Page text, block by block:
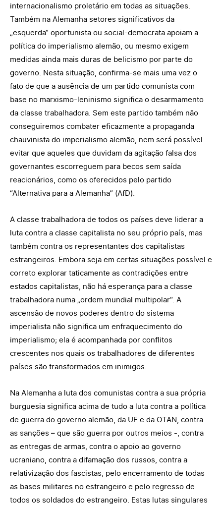
internacionalismo proletário em todas as situações.
Também na Alemanha setores significativos da
„esquerda“ oportunista ou social-democrata apoiam a
política do imperialismo alemão, ou mesmo exigem
medidas ainda mais duras de belicismo por parte do
governo. Nesta situação, confirma-se mais uma vez o
fato de que a ausência de um partido comunista com
base no marxismo-leninismo significa o desarmamento
da classe trabalhadora. Sem este partido também não
conseguiremos combater eficazmente a propaganda
chauvinista do imperialismo alemão, nem será possível
evitar que aqueles que duvidam da agitação falsa dos
governantes escorreguem para becos sem saída
reacionários, como os oferecidos pelo partido
“Alternativa para a Alemanha” (AfD).
A classe trabalhadora de todos os países deve liderar a
luta contra a classe capitalista no seu próprio país, mas
também contra os representantes dos capitalistas
estrangeiros. Embora seja em certas situações possível e
correto explorar taticamente as contradições entre
estados capitalistas, não há esperança para a classe
trabalhadora numa „ordem mundial multipolar“. A
ascensão de novos poderes dentro do sistema
imperialista não significa um enfraquecimento do
imperialismo; ela é acompanhada por conflitos
crescentes nos quais os trabalhadores de diferentes
países são transformados em inimigos.
Na Alemanha a luta dos comunistas contra a sua própria
burguesia significa acima de tudo a luta contra a política
de guerra do governo alemão, da UE e da OTAN, contra
as sanções – que são guerra por outros meios -, contra
as entregas de armas, contra o apoio ao governo
ucraniano, contra a difamação dos russos, contra a
relativização dos fascistas, pelo encerramento de todas
as bases militares no estrangeiro e pelo regresso de
todos os soldados do estrangeiro. Estas lutas singulares